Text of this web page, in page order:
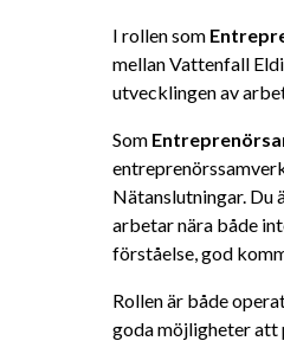
I rollen som
mellan Vattenfall
utvecklingen av
Som
Nätanslutningar. Du
arbetar nära både
förståelse, god
Rollen är både
goda möjligheter att